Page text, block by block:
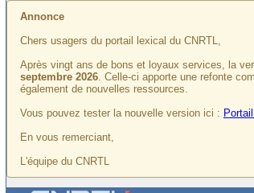
Annonce
Chers usagers du portail lexical du CNRTL,
Après vingt ans de bons et loyaux services, la
septembre 2026. Celle-ci apporte une refonte
également de nouvelles ressources.
Vous pouvez tester la nouvelle version ici :
En vous remerciant,
L'équipe du CNRTL